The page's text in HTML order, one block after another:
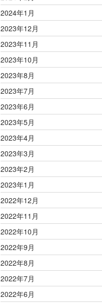
2024年1月
2023年12月
2023年11月
2023年10月
2023年8月
2023年7月
2023年6月
2023年5月
2023年4月
2023年3月
2023年2月
2023年1月
2022年12月
2022年11月
2022年10月
2022年9月
2022年8月
2022年7月
2022年6月